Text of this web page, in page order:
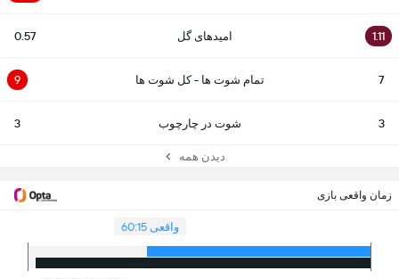
1.11 امیدهای گل 0.57
7 تمام شوت ها - کل شوت ها 9
3 شوت در چارچوب 3
دیدن همه
زمان واقعی بازی
واقعی 60:15